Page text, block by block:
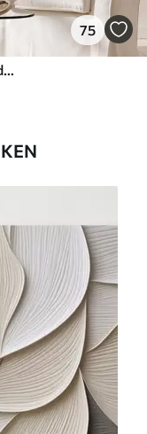
75